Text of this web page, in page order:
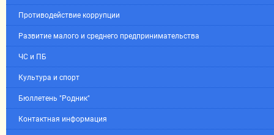
Противодействие коррупции
Развитие малого и среднего предпринимательства
ЧС и ПБ
Культура и спорт
Бюллетень "Родник"
Контактная информация